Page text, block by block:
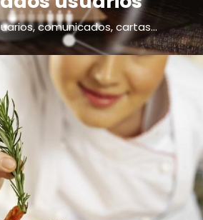
comunicados, cartas...